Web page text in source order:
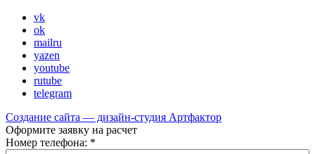
vk
ok
mailru
yazen
youtube
rutube
telegram
Создание сайта — дизайн-студия Артфактор
Оформите заявку на расчет
Номер телефона: *